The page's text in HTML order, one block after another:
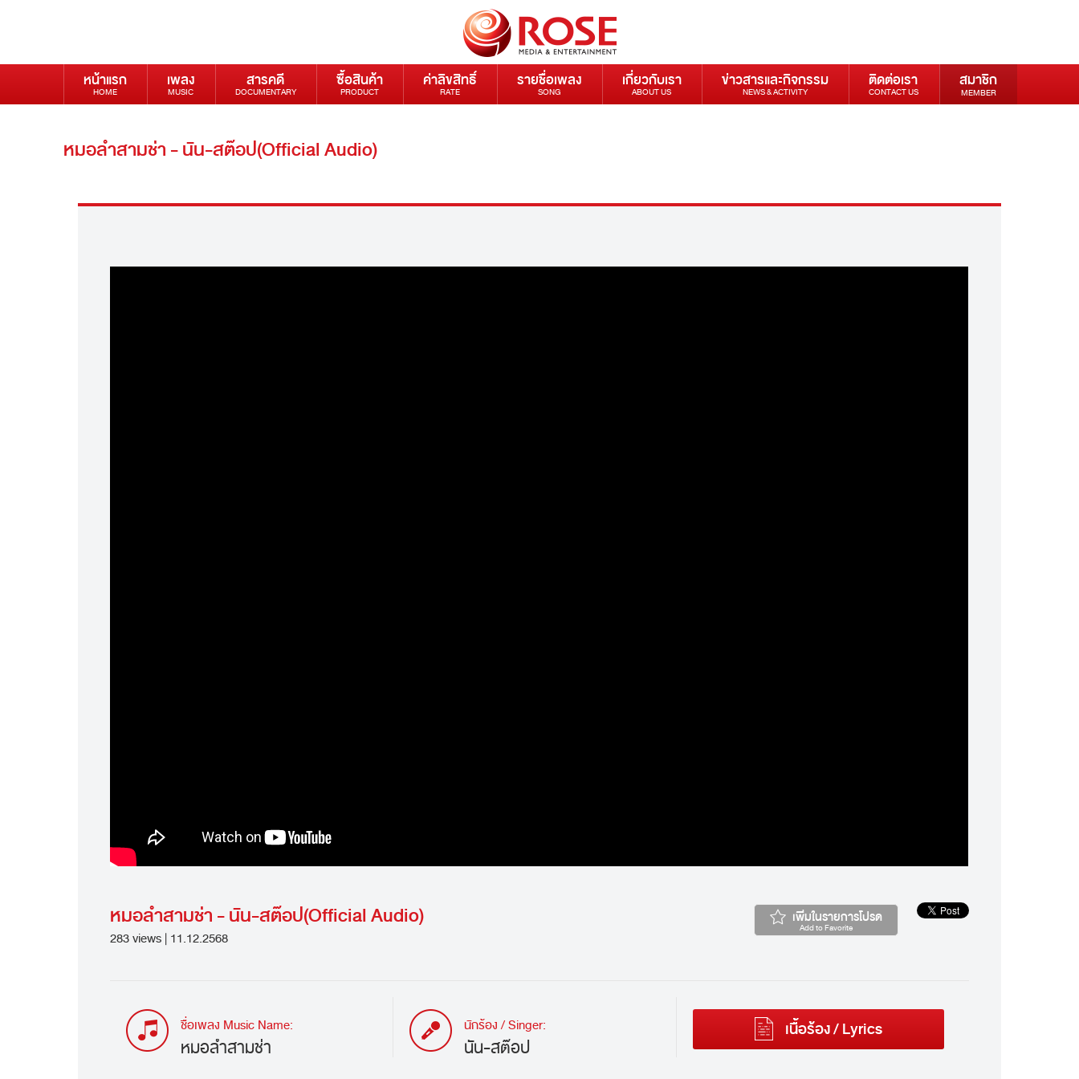
หน้าแรก
HOME
เพลง
MUSIC
สารคดี
DOCUMENTARY
ซื้อสินค้า
PRODUCT
ค่าลิขสิทธิ์
RATE
รายชื่อเพลง
SONG
เกี่ยวกับเรา
ABOUT US
ข่าวสารและกิจกรรม
NEWS & ACTIVITY
ติดต่อเรา
CONTACT US
สมาชิก
MEMBER
หมอลำสามช่า - นัน-สต๊อป(Official Audio)
เพิ่มในรายการโปรด
Add to Favorite
หมอลำสามช่า - นัน-สต๊อป(Official Audio)
283 views | 11.12.2568
ชื่อเพลง Music Name:
หมอลำสามช่า
นักร้อง / Singer:
นัน-สต๊อป
เนื้อร้อง / Lyrics